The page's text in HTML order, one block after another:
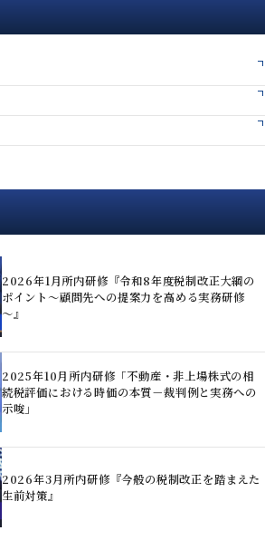
2026年1月所内研修『令和8年度税制改正大綱の
ポイント～顧問先への提案力を高める実務研修
～』
2025年10月所内研修「不動産・非上場株式の相
続税評価における時価の本質－裁判例と実務への
示唆」
2026年3月所内研修『今般の税制改正を踏まえた
生前対策』